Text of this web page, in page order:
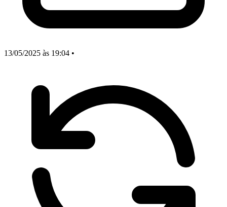
13/05/2025 às 19:04 •